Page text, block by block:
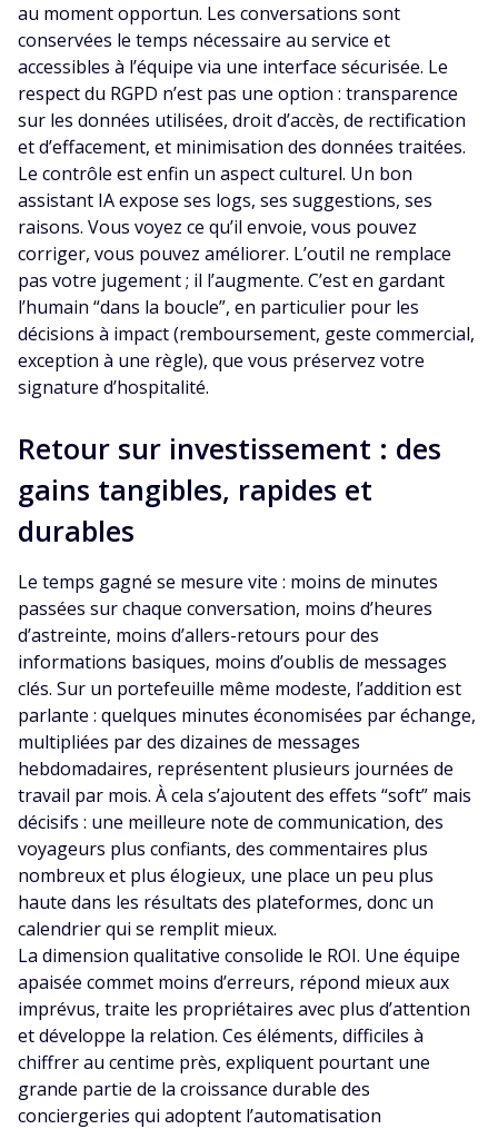
au moment opportun. Les conversations sont
conservées le temps nécessaire au service et
accessibles à l’équipe via une interface sécurisée. Le
respect du RGPD n’est pas une option : transparence
sur les données utilisées, droit d’accès, de rectification
et d’effacement, et minimisation des données traitées.
Le contrôle est enfin un aspect culturel. Un bon
assistant IA expose ses logs, ses suggestions, ses
raisons. Vous voyez ce qu’il envoie, vous pouvez
corriger, vous pouvez améliorer. L’outil ne remplace
pas votre jugement ; il l’augmente. C’est en gardant
l’humain “dans la boucle”, en particulier pour les
décisions à impact (remboursement, geste commercial,
exception à une règle), que vous préservez votre
signature d’hospitalité.
Retour sur investissement : des
gains tangibles, rapides et
durables
Le temps gagné se mesure vite : moins de minutes
passées sur chaque conversation, moins d’heures
d’astreinte, moins d’allers-retours pour des
informations basiques, moins d’oublis de messages
clés. Sur un portefeuille même modeste, l’addition est
parlante : quelques minutes économisées par échange,
multipliées par des dizaines de messages
hebdomadaires, représentent plusieurs journées de
travail par mois. À cela s’ajoutent des effets “soft” mais
décisifs : une meilleure note de communication, des
voyageurs plus confiants, des commentaires plus
nombreux et plus élogieux, une place un peu plus
haute dans les résultats des plateformes, donc un
calendrier qui se remplit mieux.
La dimension qualitative consolide le ROI. Une équipe
apaisée commet moins d’erreurs, répond mieux aux
imprévus, traite les propriétaires avec plus d’attention
et développe la relation. Ces éléments, difficiles à
chiffrer au centime près, expliquent pourtant une
grande partie de la croissance durable des
conciergeries qui adoptent l’automatisation